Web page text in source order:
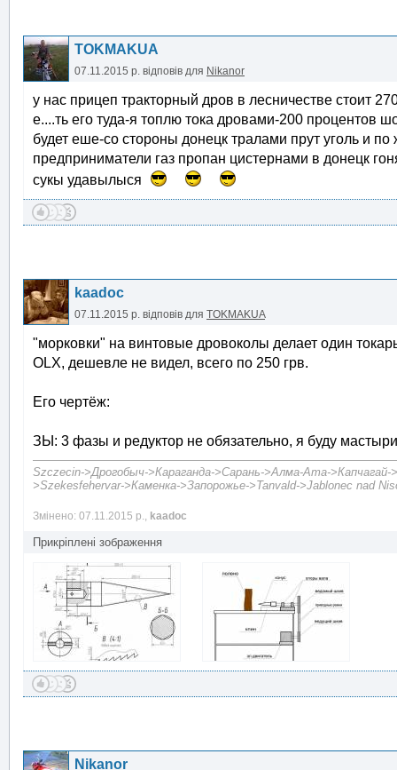
TOKMAKUA
07.11.2015 р. відповів для Nikanor
у нас прицеп тракторный дров в лесничестве стоит
е....ть его туда-я топлю тока дровами-200 процентов
будет еше-со стороны донецк тралами прут уголь и
предприниматели газ пропан цистернами в донецк
сукы удавылыся
kaadoc
07.11.2015 р. відповів для TOKMAKUA
"морковки" на винтовые дровоколы делает один
OLX, дешевле не видел, всего по 250 грв.
Его чертёж:
ЗЫ: 3 фазы и редуктор не обязательно, я буду
Szczecin->Дрогобыч->Караганда->Сарань->Алма-Ата->Капчагай-
>Szekesfehervar->Каменка->Запорожье->Tanvald->Jablonec nad
Змінено: 07.11.2015 р., kaadoc
Прикріплені зображення
Nikanor